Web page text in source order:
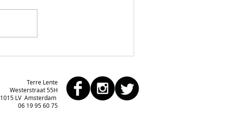
Terre Lente
Westerstraat 55H
1015 LV Amsterdam
06 19 95 60 75